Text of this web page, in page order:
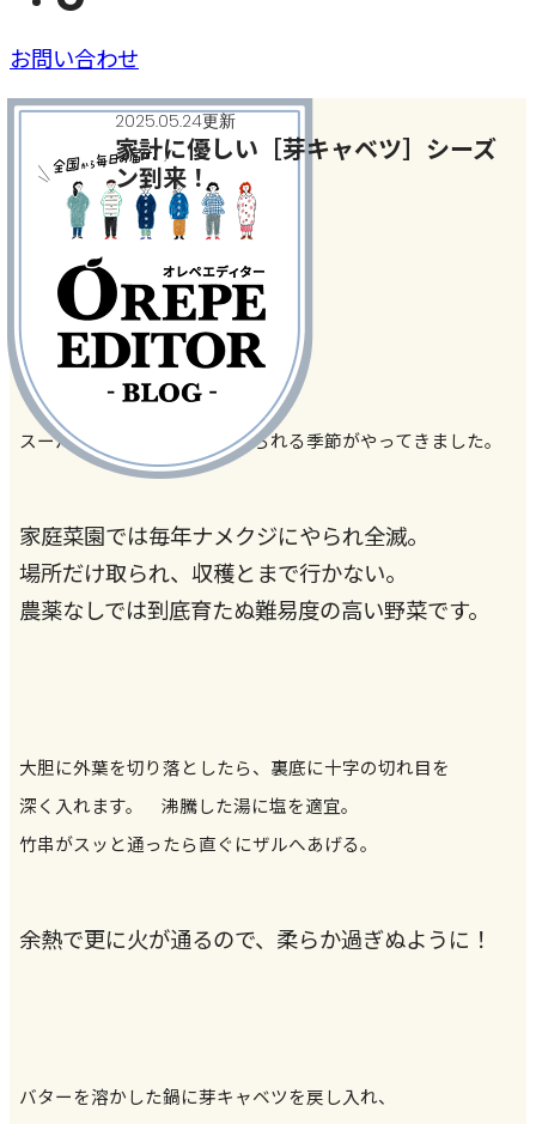
お問い合わせ
2025.05.24更新
家計に優しい［芽キャベツ］シーズ
ン到来！
今日、何作った？
スーパーに芽キャベツが並べられる季節がやってきました。
家庭菜園では毎年ナメクジにやられ全滅。
場所だけ取られ、収穫とまで行かない。
農薬なしでは到底育たぬ難易度の高い野菜です。
大胆に外葉を切り落としたら、裏底に十字の切れ目を
深く入れます。 沸騰した湯に塩を適宜。
竹串がスッと通ったら直ぐにザルへあげる。
余熱で更に火が通るので、柔らか過ぎぬように！
バターを溶かした鍋に芽キャベツを戻し入れ、